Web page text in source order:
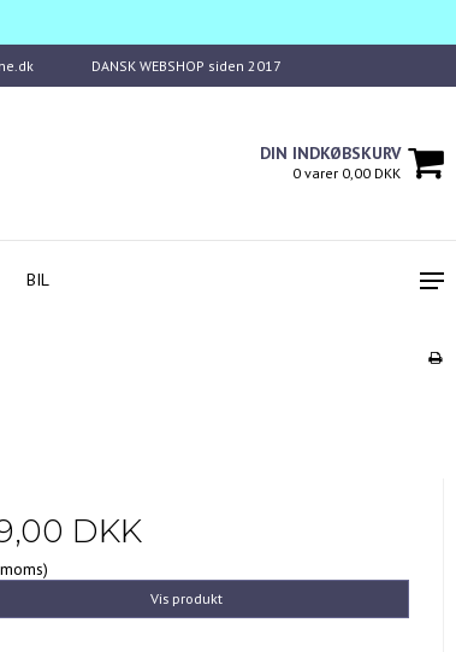
DANSK WEBSHOP siden 2017
DIN INDKØBSKURV
0 varer 0,00 DKK
BIL
DKK
Vis produkt